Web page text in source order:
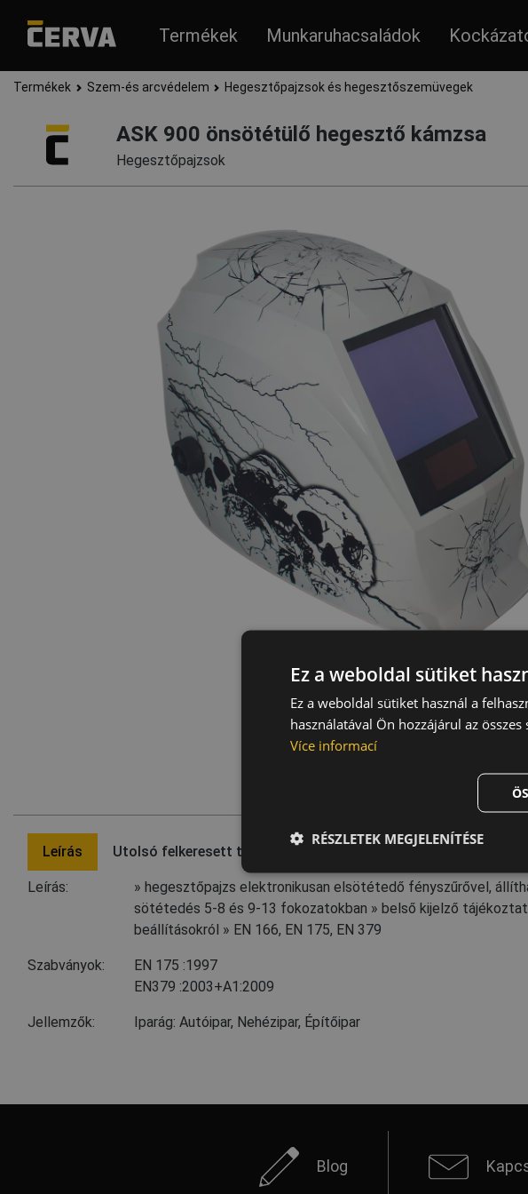
Termékek Munkaruhacsaládok
Termékek Szem-és arcvédelem Hegesztőpajzsok és hegesztőszemüvegek
ASK 900 önsötétülő hegesztő kámzsa
Hegesztőpajzsok
Leírás Utolsó felkeresett termék
Leírás:
» hegesztőpajzs elektronikusan elsötétedő fényszűrővel,
sötétedés 5-8 és 9-13 fokozatokban » belső kijelző
beállításokról » EN 166, EN 175, EN 379
Szabványok: EN 175 :1997
EN379 :2003+A1:2009
Jellemzők: Iparág: Autóipar, Nehézipar, Építőipar
Blog
Ez a weboldal sütiket
Ez a weboldal sütiket használ a
használatával Ön hozzájárul az
Více informací
RÉSZLETEK MEGJELENÍTÉSE